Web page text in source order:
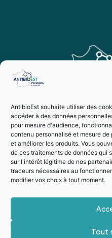
AntibioEst souhaite utiliser des
accéder à des données
pour mesure d'audience,
contenu personnalisé et mesure
et améliorer les produits. Vous
de ces traitements de données qui
sur l'intérêt légitime de nos
traceurs nécessaires au
modifier vos choix à tout moment.
Tout
Vie privée
Mentions légales